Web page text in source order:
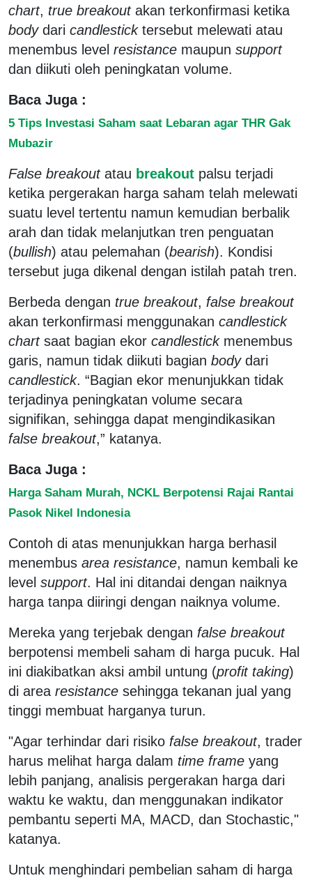
chart, true breakoutakan terkonfirmasi ketika
bodydari candlesticktersebut melewati atau
menembus level resistance maupun support
dan diikuti oleh peningkatan volume.
Baca Juga :
5 Tips Investasi Saham saat Lebaran agar THR Gak
Mubazir
False breakoutatau breakout palsu terjadi
ketika pergerakan harga saham telah melewati
suatu level tertentu namun kemudian berbalik
arah dan tidak melanjutkan tren penguatan
(bullish) atau pelemahan (bearish). Kondisi
tersebut juga dikenal dengan istilah patah tren.
Berbeda dengan true breakout, false breakout
akan terkonfirmasi menggunakan candlestick
chartsaat bagian ekor candlestickmenembus
garis, namun tidak diikuti bagian bodydari
candlestick. “Bagian ekor menunjukkan tidak
terjadinya peningkatan volume secara
signifikan, sehingga dapat mengindikasikan
false breakout,” katanya.
Baca Juga :
Harga Saham Murah, NCKL Berpotensi Rajai Rantai
Pasok Nikel Indonesia
Contoh di atas menunjukkan harga berhasil
menembus area resistance, namun kembali ke
level support. Hal ini ditandai dengan naiknya
harga tanpa diiringi dengan naiknya volume.
Mereka yang terjebak dengan false breakout
berpotensi membeli saham di harga pucuk. Hal
ini diakibatkan aksi ambil untung (profit taking)
di area resistance sehingga tekanan jual yang
tinggi membuat harganya turun.
"Agar terhindar dari risiko false breakout, trader
harus melihat harga dalam time frame yang
lebih panjang, analisis pergerakan harga dari
waktu ke waktu, dan menggunakan indikator
pembantu seperti MA, MACD, dan Stochastic,"
katanya.
Untuk menghindari pembelian saham di harga